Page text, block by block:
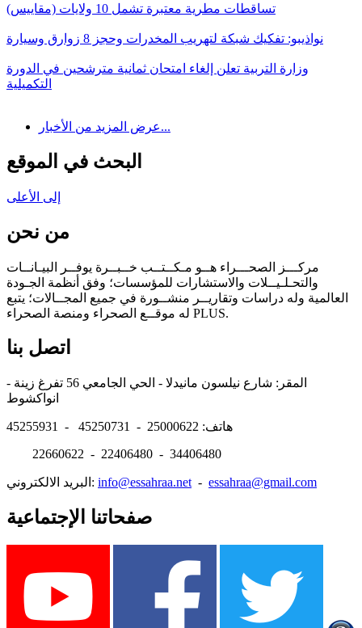
تساقطات مطرية معتبرة تشمل 10 ولايات (مقاييس)
نواذيبو: تفكيك شبكة لتهريب المخدرات وحجز 8 زوارق وسيارة
وزارة التربية تعلن إلغاء امتحان ثمانية مترشحين في الدورة
التكميلية
عرض المزيد من الأخبار...
البحث في الموقع
إلى الأعلى
من نحن
مركـــز الصحـــراء هــو مـكــتــب خــبــرة يوفــر البيـانــات
والتحـلـيــلات والاستشارات للمؤسسات؛ وفق أنظمة الجـودة
العالمية وله دراسات وتقاريــر منشــورة في جميع المجــالات؛ يتبع
له موقــع الصحراء ومنصة الصحراء PLUS.
اتصل بنا
المقر: شارع نيلسون مانيدلا - الحي الجامعي 56 تفرغ زينة -
هاتف: 25000622 - 45250731 - 45255931
22660622 - 22406480 - 34406480
البريد الالكتروني: info@essahraa.net - essahraa@gmail.com
صفحاتنا الإجتماعية